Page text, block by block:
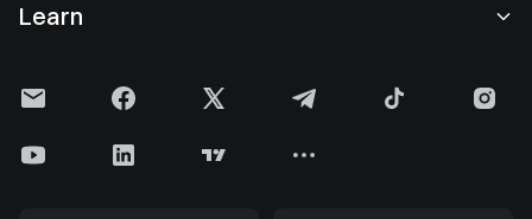
Cookie 政策
現貨交易
理財中心
費率標準
Learn
Gate 快訊